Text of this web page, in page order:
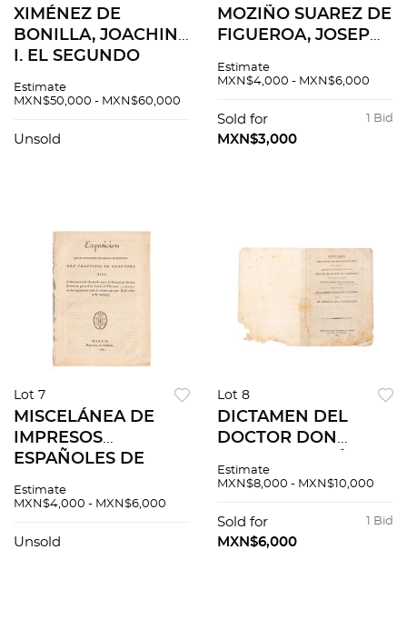
XIMÉNEZ DE
BONILLA, JOACHIN
I. EL SEGUNDO
DE LA CORTE
1730.
Estimate
MXN$50,000 - MXN$60,000
Unsold
MOZIÑO SUAREZ DE
FIGUEROA, JOSEPH
CARREÑO, ALBERTO
NUTKA. MÉXICO,
1913. 3 LÁMINAS.
Estimate
MXN$4,000 - MXN$6,000
1 Bid
Sold for
MXN$3,000
Lot 7
MISCELÁNEA DE
IMPRESOS
ESPAÑOLES DE
SIGLO XIX. Piezas: 3.
Estimate
MXN$4,000 - MXN$6,000
Unsold
Lot 8
DICTAMEN DEL
DOCTOR DON
DE PADRON, SOBRE
INQUISICIÓN.
MÉXICO, 1813.
Estimate
MXN$8,000 - MXN$10,000
1 Bid
Sold for
MXN$6,000